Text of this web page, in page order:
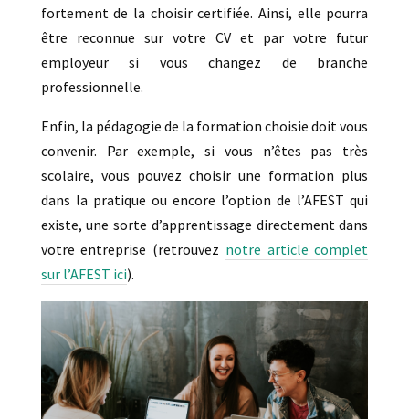
fortement de la choisir certifiée. Ainsi, elle pourra
être reconnue sur votre CV et par votre futur
employeur si vous changez de branche
professionnelle.
Enfin, la pédagogie de la formation choisie doit vous
convenir. Par exemple, si vous n’êtes pas très
scolaire, vous pouvez choisir une formation plus
dans la pratique ou encore l’option de l’AFEST qui
existe, une sorte d’apprentissage directement dans
votre entreprise (retrouvez notre article complet
sur l’AFEST ici).